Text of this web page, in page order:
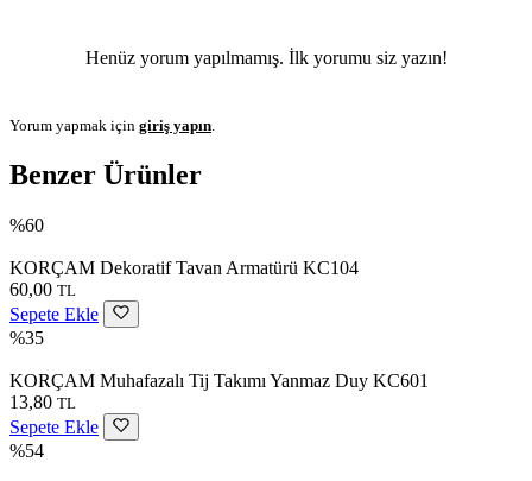
Henüz yorum yapılmamış. İlk yorumu siz yazın!
Yorum yapmak için giriş yapın
Benzer Ürünler
%60
KORÇAM Dekoratif Tavan Armatürü KC104
60,00 TL
Sepete Ekle
%35
KORÇAM Muhafazalı Tij Takımı Yanmaz Duy KC601
13,80 TL
Sepete Ekle
%54